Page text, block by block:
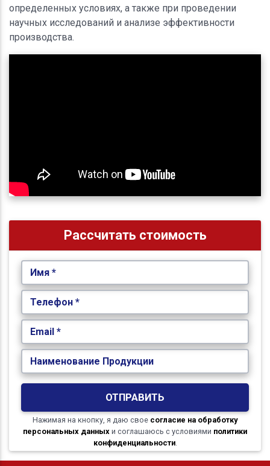
определенных условиях, а также при проведении
научных исследований и анализе эффективности
производства.
Рассчитать стоимость
Имя *
Телефон *
Email *
Наименование Продукции
ОТПРАВИТЬ
Нажимая на кнопку, я даю свое согласие на обработку
персональных данных и соглашаюсь с условиями политики
конфиденциальности.